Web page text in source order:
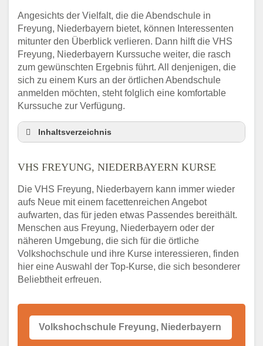
Angesichts der Vielfalt, die die Abendschule in
Freyung, Niederbayern bietet, können Interessenten
mitunter den Überblick verlieren. Dann hilft die VHS
Freyung, Niederbayern Kurssuche weiter, die rasch
zum gewünschten Ergebnis führt. All denjenigen, die
sich zu einem Kurs an der örtlichen Abendschule
anmelden möchten, steht folglich eine komfortable
Kurssuche zur Verfügung.
Inhaltsverzeichnis
und Umgebung
Abendschule Freyung, Niederbayern
Kurssuche
VHS Freyung, Niederbayern Kurse
VHS Freyung, Niederbayern –
Öffnungszeiten und Telefonnummer
Stellenangebote der Volkshochschule
Freyung, Niederbayern
VHS-Kurs
Alternativen zum VHS Programm 2026 in
Freyung, Niederbayern
VHS FREYUNG, NIEDERBAYERN KURSE
Die VHS Freyung, Niederbayern kann immer wieder
aufs Neue mit einem facettenreichen Angebot
aufwarten, das für jeden etwas Passendes bereithält.
Menschen aus Freyung, Niederbayern oder der
näheren Umgebung, die sich für die örtliche
Volkshochschule und ihre Kurse interessieren, finden
hier eine Auswahl der Top-Kurse, die sich besonderer
Beliebtheit erfreuen.